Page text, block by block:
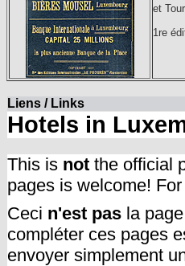
et
1re
Liens / Links
Hotels in
This is not the official
pages is welcome!
Ceci n'est pas la
compléter ces pages
envoyer simplement